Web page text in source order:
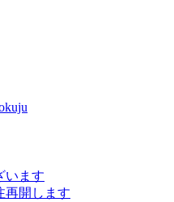
います
開します